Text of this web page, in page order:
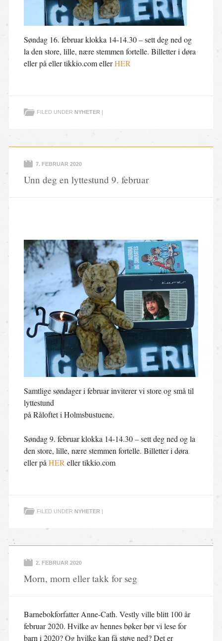
Søndag 16. februar klokka 14-14.30 – sett deg ned og
la den store, lille, nære stemmen fortelle. Billetter i døra
eller på eller tikkio.com ellerHER
FILED UNDER NYHETER
7. FEBRUAR 2020
Unn deg en lyttestund 9. februar
Samtlige søndager i februar inviterer vi store og små til
lyttestund
på Råloftet i Holmsbustuene.
Søndag 9. februar klokka 14-14.30 – sett deg ned og la
den store, lille, nære stemmen fortelle. Billetter i døra
eller på HER eller tikkio.com
FILED UNDER NYHETER |
2. FEBRUAR 2020
Morn, morn eller takk for seg
Barnebokforfatter Anne-Cath. Vestly ville blitt 100 år
februar 2020. Hvilke av hennes bøker bør vi lese for
barn i 2020? Og hvilke kan få støve ned? Det er